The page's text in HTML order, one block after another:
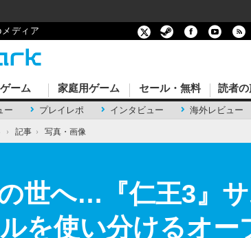
ディア
ー プレイレポ インタビュー 海外レビュー
ーム 家庭用ゲーム セール・無料 読者の
› 記事 › 写真・画像
世へ…『仁王3』
を使い分けるオー